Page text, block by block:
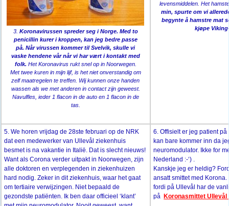
3. Koronavirussen spreder seg i Norge. Med to
penicillin kurer i kroppen, kan jeg bedre passe
på. Når virussen kommer til Svelvik, skulle vi
vaske hendene vår når vi har vært i kontakt med
folk. Het Koronavirus rukt snel op in Noorwegen.
Met twee kuren in mijn lijf, is het niet onverstandig om
zelf maatregelen te treffen. Wij kunnen onze handen
wassen als we met anderen in contact zijn geweest.
Navulfles, ieder 1 flacon in de auto en 1 flacon in de
tas.
levensmiddelen. Het
min, spurte om vi
begynte å hamstre mat
kjøpe
5. We horen vrijdag de 28ste februari op de NRK
dat een medewerker van Ullevål ziekenhuis
besmet is na vakantie in Italië. Dat is slecht nieuws!
Want als Corona verder uitpakt in Noorwegen, zijn
alle doktoren en verplegenden in ziekenhuizen
hard nodig. Zeker in dit ziekenhuis, waar het gaat
om tertiaire verwijzingen. Niet bepaald de
gezondste patiënten. Ik ben daar officieel ‘klant’
6. Offisielt er jeg patient
kan bare kommer inn da
neuromodulator. Ikke for
Nederland :-‘) .
Kanskje jeg er heldig?
ansatt smittet med
fordi på Ullevål har de
påKoronasmittet Ullevål